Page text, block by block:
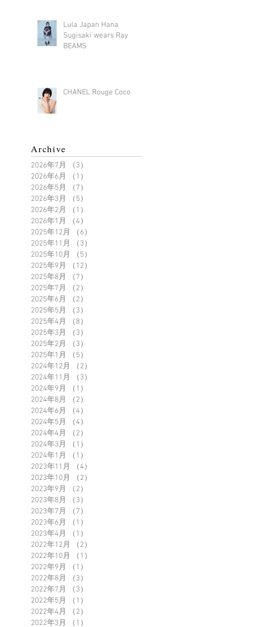
Lula Japan Hana
Sugisaki wears Ray
BEAMS
CHANEL Rouge Coco
Archive
2026年7月 （3）
2026年6月
（1）
2026年5月
（7）
2026年3月
（5）
2026年2月
（1）
2026年1月
（4）
2025年12月
（6）
2025年11月
（3）
2025年10月
（5）
2025年9月
（12）
2025年8月
（7）
2025年7月
（2）
2025年6月
（2）
2025年5月
（3）
2025年4月
（8）
2025年3月
（3）
2025年2月
（3）
2025年1月
（5）
2024年12月
（2）
2024年11月
（3）
2024年9月
（1）
2024年8月
（2）
2024年6月
（4）
2024年5月
（4）
2024年4月
（2）
2024年3月
（1）
2024年1月
（1）
2023年11月
（4）
2023年10月
（2）
2023年9月
（2）
2023年8月
（3）
2023年7月
（7）
2023年6月
（1）
2023年4月
（1）
2022年12月
（2）
2022年10月
（1）
2022年9月
（1）
2022年8月
（3）
2022年7月
（3）
2022年5月
（1）
2022年4月
（2）
2022年3月
（1）